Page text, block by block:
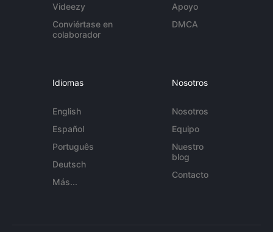
Videezy
Conviértase en
colaborador
Apoyo
DMCA
Idiomas
English
Español
Português
Deutsch
Más...
Nosotros
Nosotros
Equipo
Nuestro
blog
Contacto